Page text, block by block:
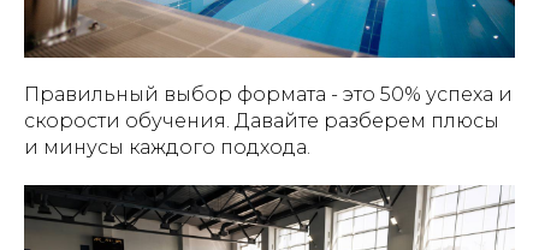
Правильный выбор формата - это 50% успеха и
скорости обучения. Давайте разберем плюсы
и минусы каждого подхода.